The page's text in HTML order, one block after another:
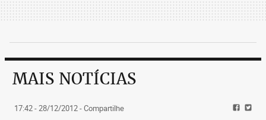
MAIS NOTÍCIAS
17:42 - 28/12/2012- Compartilhe